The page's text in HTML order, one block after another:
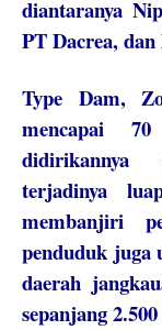
diantaranya
PT Dacrea,
Type Dam,
mencapai
didirikannya
terjadinya
membanjiri
penduduk juga
daerah
sepanjang